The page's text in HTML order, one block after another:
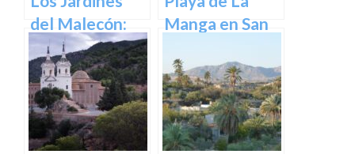
del Malecón:
Un Oasis en la
Ciudad.
Manga en San
Cartagena